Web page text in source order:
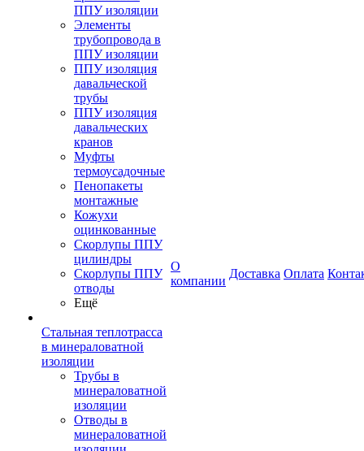
ППУ изоляции
Элементы
трубопровода в
ППУ изоляции
ППУ изоляция
давальческой
трубы
ППУ изоляция
давальческих
кранов
Муфты
термоусадочные
Пенопакеты
монтажные
Кожухи
оцинкованные
Скорлупы ППУ
цилиндры
Скорлупы ППУ
отводы
Ещё
Стальная теплотрасса
в минераловатной
изоляции
Трубы в
минераловатной
изоляции
Отводы в
минераловатной
О
компании
Доставка Оплата